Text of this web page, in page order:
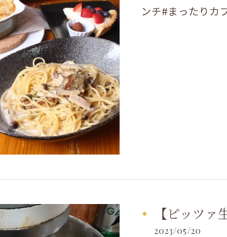
ンチ#まったりカ
【ピッツァ
2023/05/20